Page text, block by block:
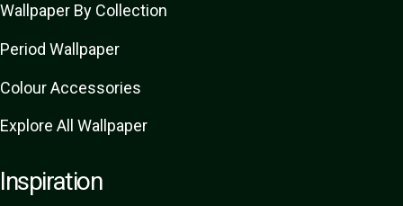
Wallpaper By Collection
Period Wallpaper
Colour Accessories
Explore All Wallpaper
Inspiration